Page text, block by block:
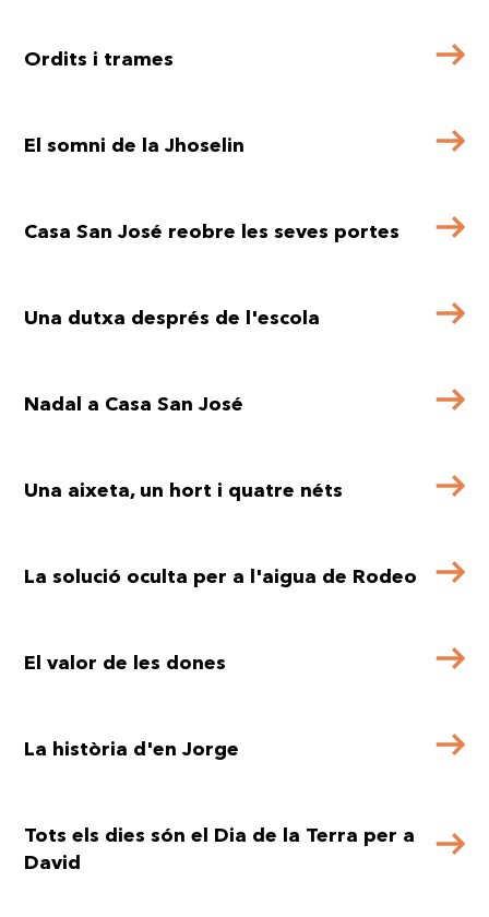
Ordits i trames
El somni de la Jhoselin
Casa San José reobre les seves portes
Una dutxa després de l'escola
Nadal a Casa San José
Una aixeta, un hort i quatre néts
La solució oculta per a l'aigua de Rodeo
El valor de les dones
La història d'en Jorge
Tots els dies són el Dia de la Terra per a
David